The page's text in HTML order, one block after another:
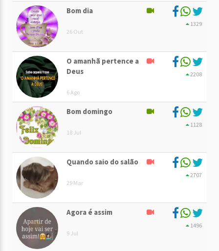
Bom dia
26 Out
1329
O amanhã pertence a
Deus
6 Ago
2208
Bom domingo
18 Jul
1128
Quando saio do salão
29 Mar
2707
Agora é assim
9 Jul
1496